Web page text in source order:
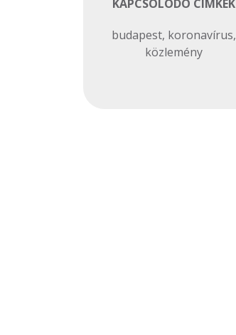
KAPCSOLÓDÓ CIMKÉK
budapest, koronavírus,
közlemény